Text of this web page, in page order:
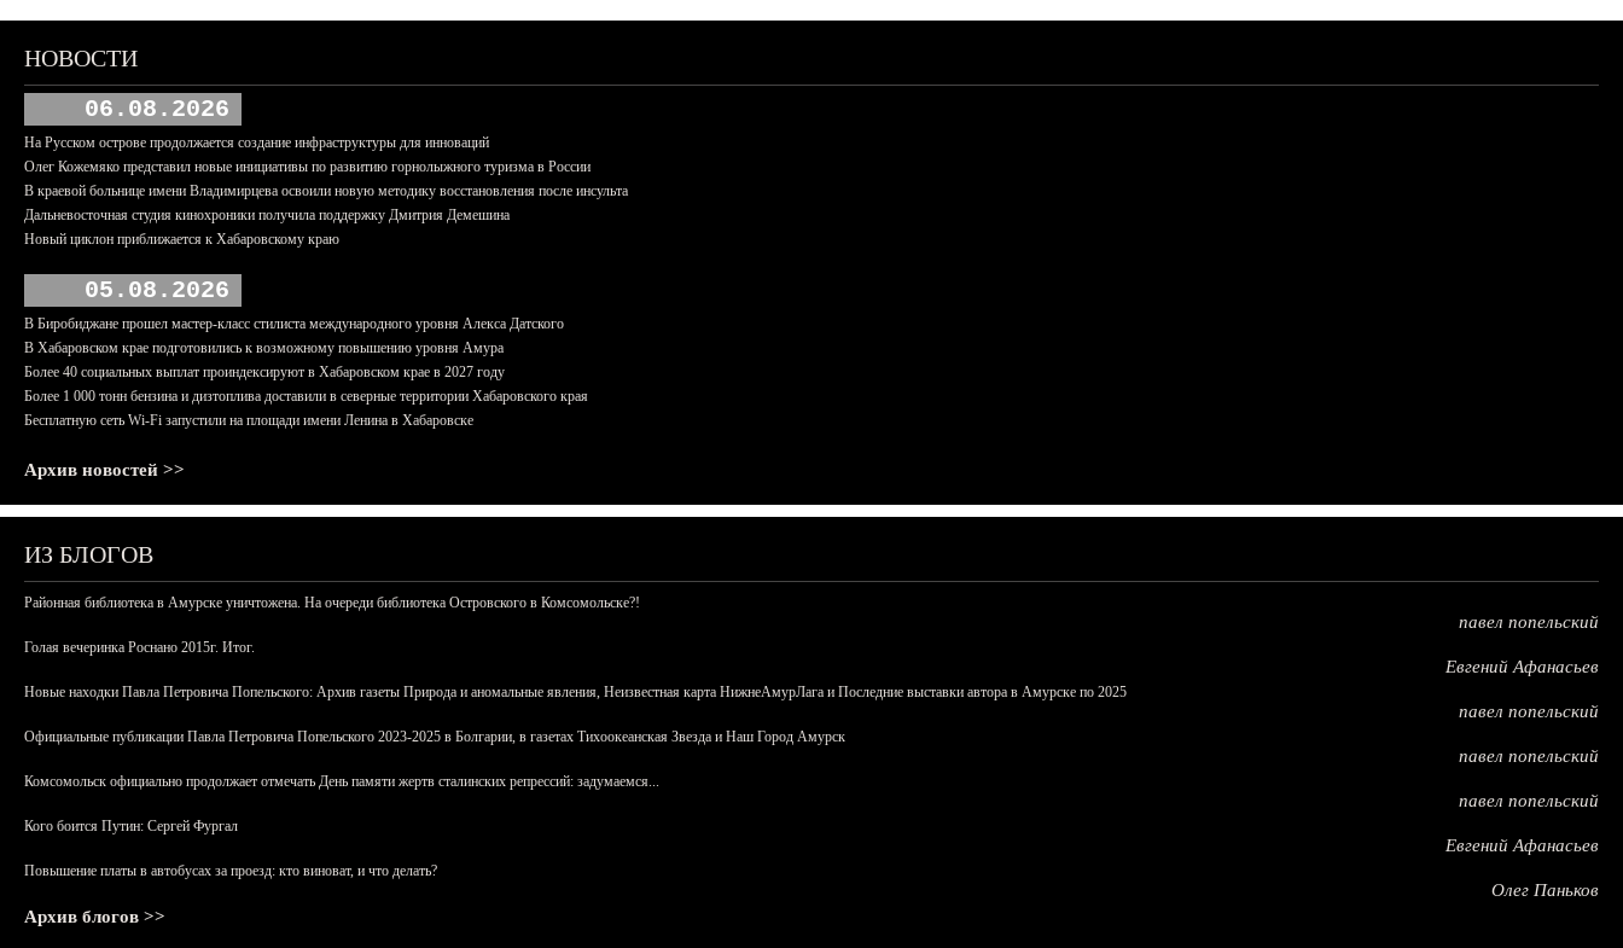
НОВОСТИ
06.08.2026
На Русском острове продолжается создание инфраструктуры для инноваций
Олег Кожемяко представил новые инициативы по развитию горнолыжного туризма в России
В краевой больнице имени Владимирцева освоили новую методику восстановления после инсульта
Дальневосточная студия кинохроники получила поддержку Дмитрия Демешина
Новый циклон приближается к Хабаровскому краю
05.08.2026
В Биробиджане прошел мастер-класс стилиста международного уровня Алекса Датского
В Хабаровском крае подготовились к возможному повышению уровня Амура
Более 40 социальных выплат проиндексируют в Хабаровском крае в 2027 году
Более 1 000 тонн бензина и дизтоплива доставили в северные территории Хабаровского края
Бесплатную сеть Wi-Fi запустили на площади имени Ленина в Хабаровске
Архив новостей >>
ИЗ БЛОГОВ
Районная библиотека в Амурске уничтожена. На очереди библиотека Островского в Комсомольске?!
павел попельский
Голая вечеринка Роснано 2015г. Итог.
Евгений Афанасьев
Новые находки Павла Петровича Попельского: Архив газеты Природа и аномальные явления, Неизвестная карта НижнеАмурЛага и Последние выставки автора в Амурске по 2025
павел попельский
Официальные публикации Павла Петровича Попельского 2023-2025 в Болгарии, в газетах Тихоокеанская Звезда и Наш Город Амурск
павел попельский
Комсомольск официально продолжает отмечать День памяти жертв сталинских репрессий: задумаемся...
павел попельский
Кого боится Путин: Сергей Фургал
Евгений Афанасьев
Повышение платы в автобусах за проезд: кто виноват, и что делать?
Олег Паньков
Архив блогов >>